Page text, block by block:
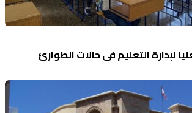
لإدارة التعليم في حالات الطوارئ